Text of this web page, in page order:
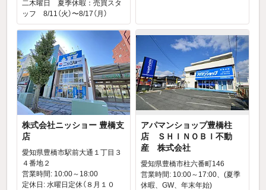
二木曜日 夏季休暇：売買スタ
ッフ 8/11（火）〜8/17（月）
株式会社ニッショー 豊橋支
店
愛知県豊橋市駅前大通１丁目３
４番地２
営業時間: 10:00～18:00
定休日: 水曜日定休（８月１０
アパマンショップ豊橋柱
店 ＳＨＩＮＯＢＩ不動
産 株式会社
愛知県豊橋市柱六番町146
営業時間: 10:00～17:00、(夏季
休暇、GW、年末年始)